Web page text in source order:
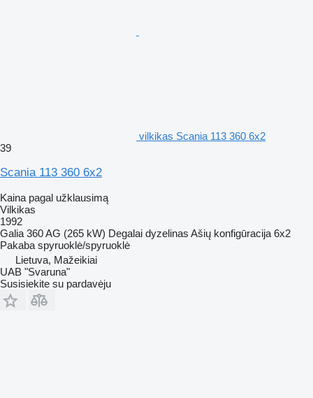
vilkikas Scania 113 360 6x2
39
Scania 113 360 6x2
Kaina pagal užklausimą
Vilkikas
1992
Galia 360 AG (265 kW) Degalai dyzelinas Ašių konfigūracija 6x2
Pakaba spyruoklė/spyruoklė
Lietuva, Mažeikiai
UAB "Svaruna"
Susisiekite su pardavėju